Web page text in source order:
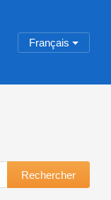
Français
Rechercher